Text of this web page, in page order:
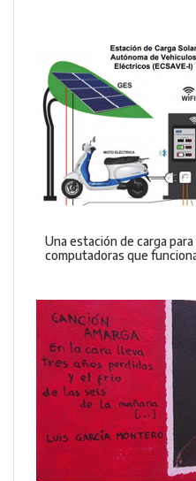
Una estación de carga
computadoras que